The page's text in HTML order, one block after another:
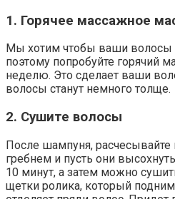
1. Горячее массажное
Мы хотим чтобы ваши волосы
поэтому попробуйте горячий
неделю. Это сделает ваши
волосы станут немного толще.
2. Сушите волосы
После шампуня,
гребнем и пусть они
10 минут, а затем можно
щетки ролика, который